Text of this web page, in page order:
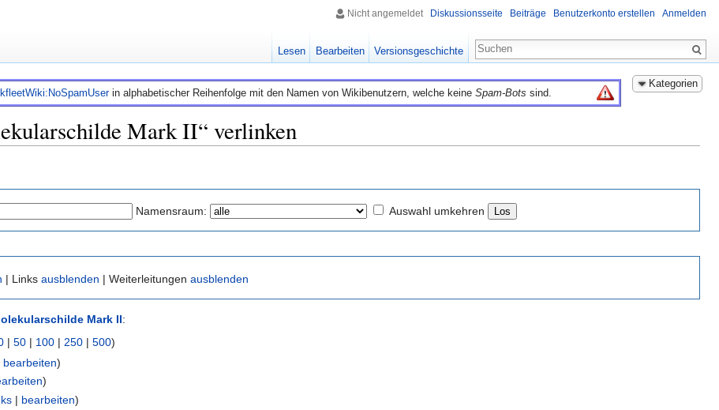
Kategorien
in alphabetischer Reihenfolge mit den Namen von Wikibenutzern, welche keine Spam-Bots sind.
Mark II“ verlinken
Namensraum: Auswahl umkehren
| Links ausblenden | Weiterleitungen ausblenden
Mark II:
| 50 | 100 | 250 | 500)
bearbeiten)
)
| bearbeiten)
Nicht angemeldet Diskussionsseite Beiträge Benutzerkonto erstellen Anmelden
Lesen Bearbeiten Versionsgeschichte